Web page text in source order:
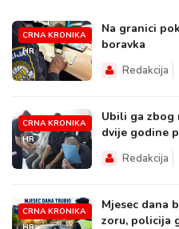
CRNA KRONIKA
HR
Na granici
boravka
Redakcija
CRNA KRONIKA
HR
Ubili ga zbog
dvije godine
Redakcija
CRNA KRONIKA
Mjesec dana
zoru, policija